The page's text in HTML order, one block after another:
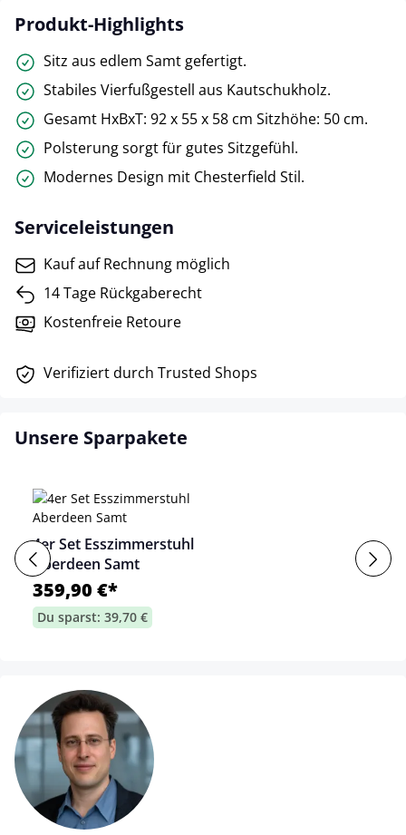
Produkt-Highlights
Sitz aus edlem Samt gefertigt.
Stabiles Vierfußgestell aus Kautschukholz.
Gesamt HxBxT: 92 x 55 x 58 cm Sitzhöhe: 50 cm.
Polsterung sorgt für gutes Sitzgefühl.
Modernes Design mit Chesterfield Stil.
Serviceleistungen
Kauf auf Rechnung möglich
14 Tage Rückgaberecht
Kostenfreie Retoure
Verifiziert durch Trusted Shops
Unsere Sparpakete
4er Set Esszimmerstuhl
Aberdeen Samt
359,90 €*
Du sparst: 39,70 €